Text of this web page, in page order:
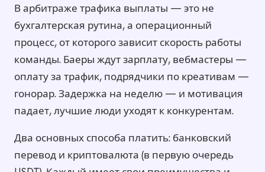
В арбитраже трафика выплаты — это не
бухгалтерская рутина, а операционный
процесс, от которого зависит скорость работы
команды. Баеры ждут зарплату, вебмастеры —
оплату за трафик, подрядчики по креативам —
гонорар. Задержка на неделю — и мотивация
падает, лучшие люди уходят к конкурентам.
Два основных способа платить: банковский
перевод и криптовалюта (в первую очередь